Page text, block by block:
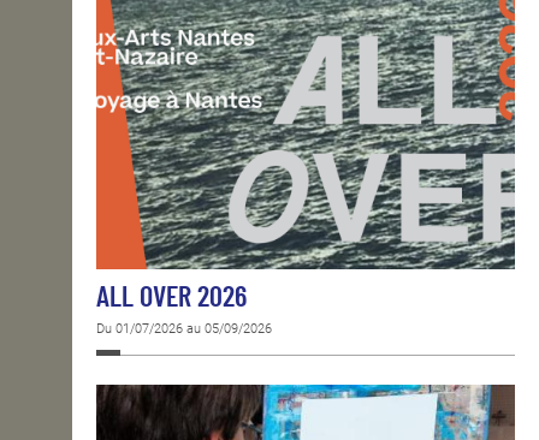
ALL OVER 2026
Du 01/07/2026 au 05/09/2026